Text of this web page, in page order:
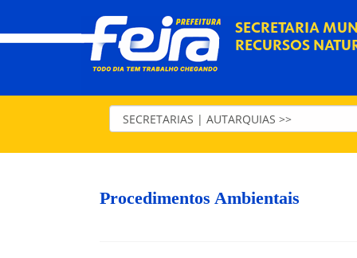
SECRETARIA
RECURSOS
Procedimentos Ambientais